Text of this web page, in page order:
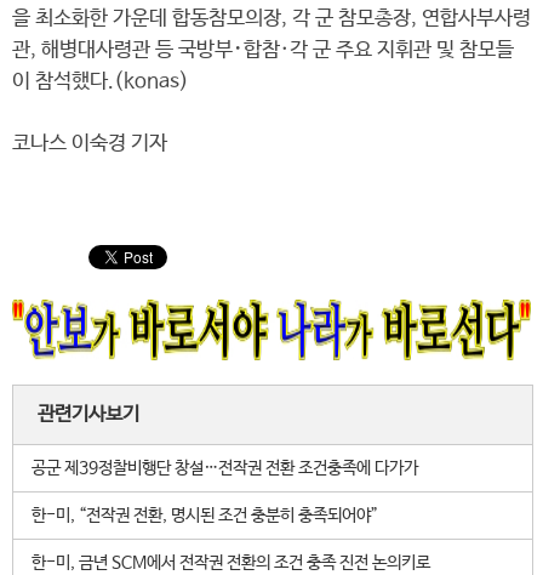
을 최소화한 가운데 합동참모의장, 각 군 참모총장, 연합사부사령
관, 해병대사령관 등 국방부･합참·각 군 주요 지휘관 및 참모들
이 참석했다.(konas)
코나스 이숙경 기자
관련기사보기
공군 제39정찰비행단 창설…전작권 전환 조건충족에 다가가
한-미, “전작권 전환, 명시된 조건 충분히 충족되어야”
한-미, 금년 SCM에서 전작권 전환의 조건 충족 진전 논의키로